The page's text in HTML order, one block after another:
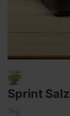
Sprint
1kg